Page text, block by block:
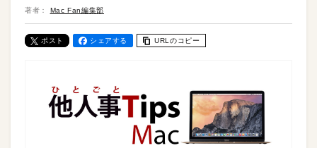
著者： Mac Fan編集部
ポスト シェアする URLのコピー